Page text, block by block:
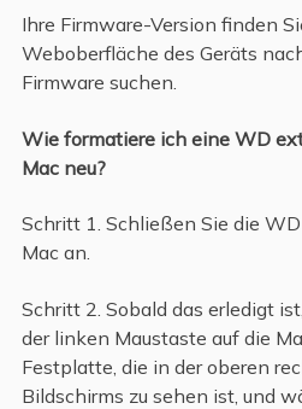
Ihre Firmware-Version finden
Weboberfläche des Geräts
Firmware suchen.
Wie formatiere ich eine WD
Mac neu?
Schritt 1. Schließen Sie die
Mac an.
Schritt 2. Sobald das erledigt
der linken Maustaste auf die
Festplatte, die in der oberen
Bildschirms zu sehen ist, und